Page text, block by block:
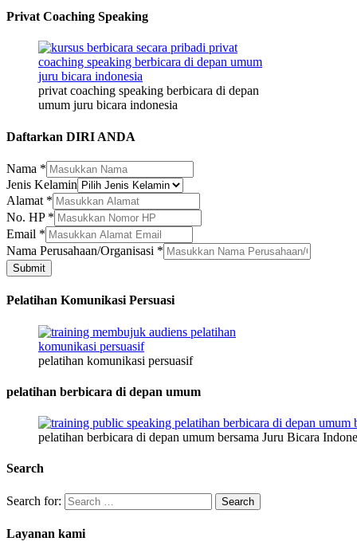
Privat Coaching Speaking
privat coaching speaking berbicara di depan
umum juru bicara indonesia
Daftarkan DIRI ANDA
Perusahaan/Organisasi
Email
Jenis
Nama *
Jenis Kelamin
Alamat *
No. HP *
Email *
Nama Perusahaan/Organisasi *
Submit
Pelatihan Komunikasi Persuasi
pelatihan komunikasi persuasif
pelatihan berbicara di depan umum
pelatihan berbicara di depan umum bersama Juru Bicara
Search
Search for:
Layanan kami